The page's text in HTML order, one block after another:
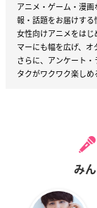
アニメ・ゲーム・漫
報・話題をお届けする
女性向けアニメをは
マーにも幅を広げ、オ
さらに、アンケート
タクがワクワク楽しめ
み